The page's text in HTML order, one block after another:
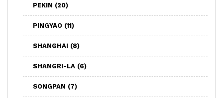
PEKIN (20)
PINGYAO (11)
SHANGHAI (8)
SHANGRI-LA (6)
SONGPAN (7)